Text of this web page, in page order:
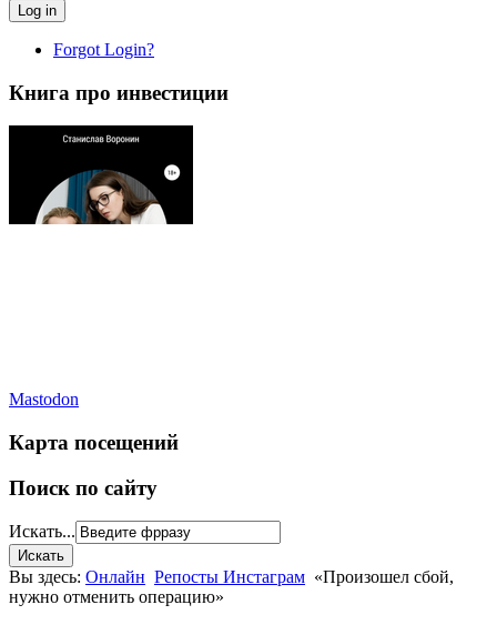
Log in
Forgot Login?
Книга про инвестиции
Mastodon
Карта посещений
Поиск по сайту
Искать...
Вы здесь: Онлайн Репосты Инстаграм «Произошел сбой,
нужно отменить операцию»